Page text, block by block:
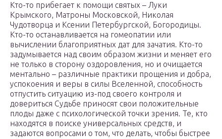
Кто-то прибегает к помощи святых – Луки
Крымского, Матроны Московской, Николая
Чудотворца и Ксении Петербургской, Богородицы.
Кто-то останавливается на гомеопатии или
вычислении благоприятных дат для зачатия. Кто-то
задумывается над своим образом жизни и меняет его
не только в сторону оздоровления, но и очищается
ментально – различные практики прощения и добра,
успокоения и веры в силы Вселенной, способность
отпустить ситуацию из-под своего контроля и
довериться Судьбе приносят свои положительные
плоды даже с психологической точки зрения. Те, кто
находятся в поиске универсальных средств, и
задаются вопросами о том, что делать, чтобы быстрее